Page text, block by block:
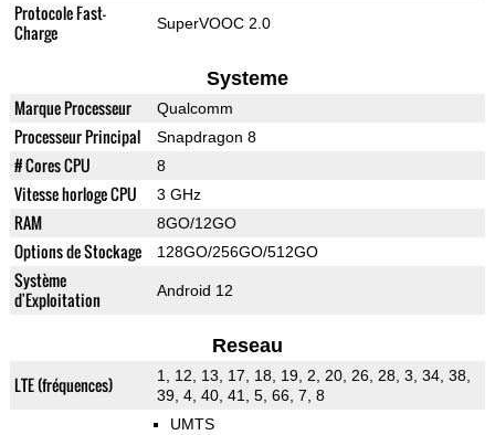
Protocole Fast-
Charge
SuperVOOC 2.0
Systeme
Marque Processeur Qualcomm
Processeur Principal Snapdragon 8
# Cores CPU 8
Vitesse horloge CPU 3 GHz
RAM 8GO/12GO
Options de Stockage 128GO/256GO/512GO
Système
d'Exploitation
Android 12
Reseau
LTE (fréquences)
1, 12, 13, 17, 18, 19, 2, 20, 26, 28, 3, 34, 38,
39, 4, 40, 41, 5, 66, 7, 8
UMTS